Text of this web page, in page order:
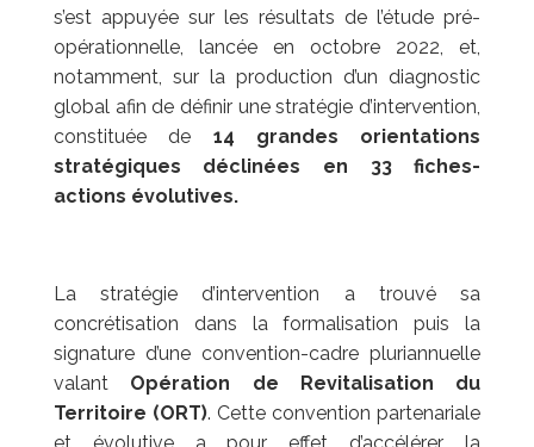
s’est appuyée sur les résultats de l’étude pré-
opérationnelle, lancée en octobre 2022, et,
notamment, sur la production d’un diagnostic
global afin de définir une stratégie d’intervention,
constituée de 14 grandes orientations
stratégiques déclinées en 33 fiches-
actions évolutives.
La stratégie d’intervention a trouvé sa
concrétisation dans la formalisation puis la
signature d’une convention-cadre pluriannuelle
valant Opération de Revitalisation du
Territoire (ORT). Cette convention partenariale